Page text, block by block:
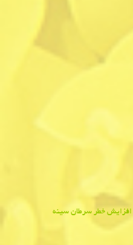
افزایش خطر سرطان سینه